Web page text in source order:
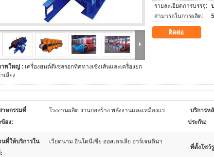
พใหญ่ : เครื่องยนต์ดีเซลรอกทิศทางเชิงเส้นและเครื่องยก
เลียง
รายละเอียดการบรรจุ:
สามารถในการผลิต:
ติดต่อ
าหกรรมที่
ข้อง:
โรงงานผลิต งานก่อสร้าง พลังงานและเหมืองแร่
บริการห
ประกัน:
นที่ให้บริการใน
เวียดนาม อินโดนีเซีย ออสเตรเลีย อาร์เจนตินา
ที่ตั้งโชว์